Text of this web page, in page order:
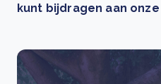
kunt bijdragen aan